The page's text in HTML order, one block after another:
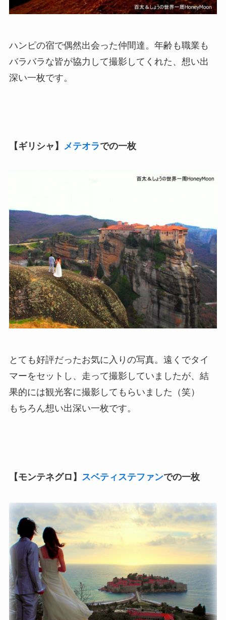
ハンピの宿で偶然出会った仲間達。年齢も職業も
バラバラな皆が協力して撮影してくれた、想い出
深い一枚です。
【ギリシャ】 メテオラでの一枚
とても好評だったお気に入りの写真。遠くでタイ
マーをセットし、走って撮影していましたが、結
果的には観光客に撮影してもらいました（笑）
もちろん想い出深い一枚です。
【モンテネグロ】 スベティステファンでの一枚